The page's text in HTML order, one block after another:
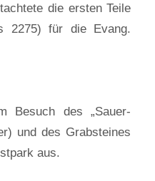
die ersten Teile
2275) für die Evang.
Besuch des „Sauer-
und des Grabsteines
aus.